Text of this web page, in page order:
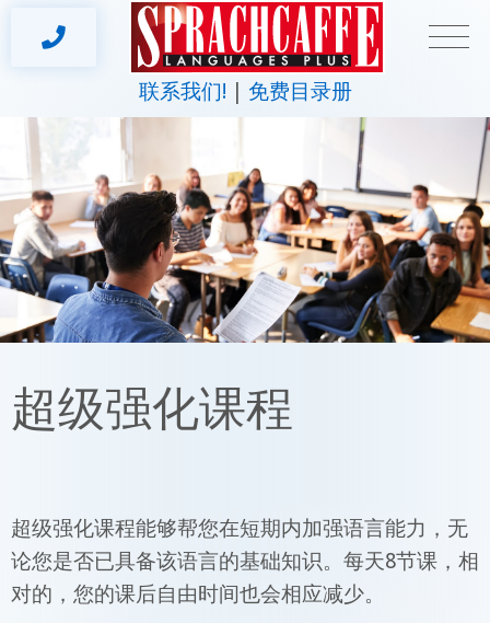
联系我们! 免费目录册
超级强化课程
超级强化课程能够帮您在短期内加强语言能力，无
论您是否已具备该语言的基础知识。每天8节课，相
对的，您的课后自由时间也会相应减少。